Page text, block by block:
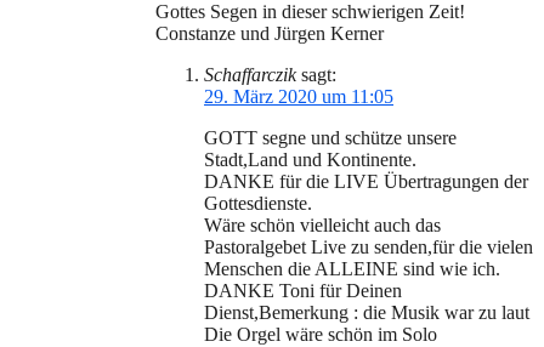
Gottes Segen in dieser schwierigen Zeit!
Constanze und Jürgen Kerner
Schaffarczik sagt:
29. März 2020 um 11:05
GOTT segne und schütze unsere
Stadt,Land und Kontinente.
DANKE für die LIVE Übertragungen der
Gottesdienste.
Wäre schön vielleicht auch das
Pastoralgebet Live zu senden,für die vielen
Menschen die ALLEINE sind wie ich.
DANKE Toni für Deinen
Dienst,Bemerkung : die Musik war zu laut
Die Orgel wäre schön im Solo